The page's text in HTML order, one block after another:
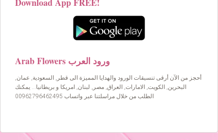
Download App FREE!
Arab Flowers ورود العرب
أحجز من الآن أرقى تنسيقات الورود والهدايا المميزة الى قطر, السعودية, عمان,
البحرين, الكويت, الامارات, العراق, مصر, لبنان, امريكا و بريطانيا… يمكنك
الطلب من خلال مراسلتنا عبر واتساب 00962796462495